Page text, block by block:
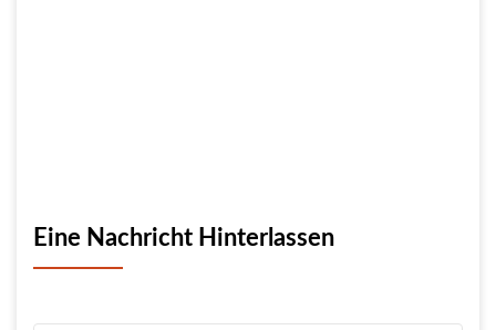
Eine Nachricht Hinterlassen